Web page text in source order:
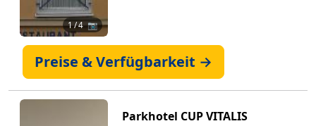
1/ 4 📷
Preise & Verfügbarkeit →
Parkhotel CUP VITALIS